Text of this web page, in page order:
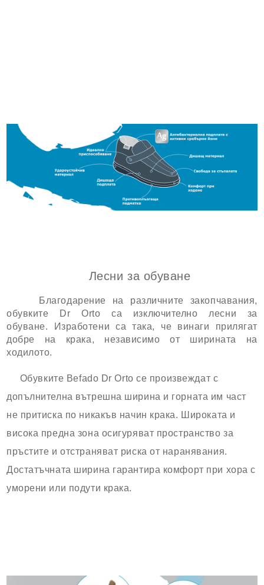
Лесни за обуване
Благодарение на различните закопчавания,
обувките Dr Orto са изключително лесни за
обуване.
Изработени са така, че винаги прилягат
добре на крака, независимо от ширината на
ходилото.
Обувките Befado Dr Orto се произвеждат с
допълнителна вътрешна ширина и горната им част
не притиска по никакъв начин крака. Широката и
висока предна зона осигуряват пространство за
пръстите и отстраняват риска от наранявания.
Достатъчната ширина гарантира комфорт при хора с
уморени или подути крака.